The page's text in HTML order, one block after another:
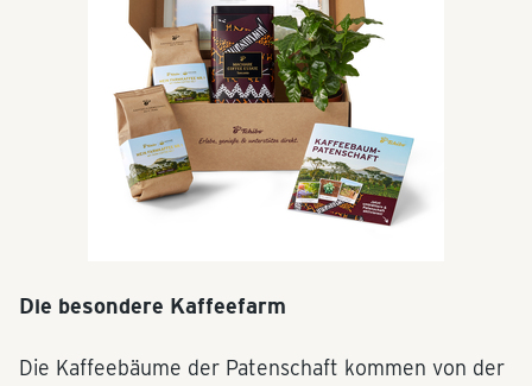
Die besondere Kaffeefarm
Die Kaffeebäume der Patenschaft kommen von der